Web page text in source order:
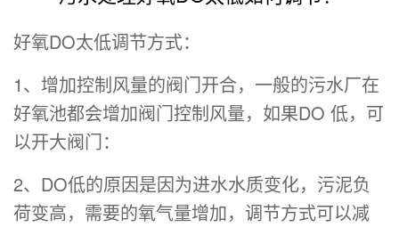
好氧DO太低调节方式：
1、增加控制风量的阀门开合，一般的污水厂在
好氧池都会增加阀门控制风量，如果DO 低，可
以开大阀门：
2、DO低的原因是因为进水水质变化，污泥负
荷变高，需要的氧气量增加，调节方式可以减